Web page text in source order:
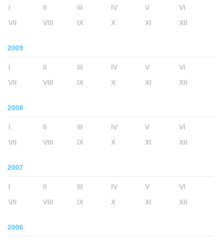
I II III IV V
VI
VII
VIII IX X XI XII
2009
I II III IV V
VI
VII
VIII IX X XI XII
2008
I II III IV V
VI
VII
VIII IX X XI XII
2007
I II III IV V
VI
VII
VIII IX X XI XII
2006